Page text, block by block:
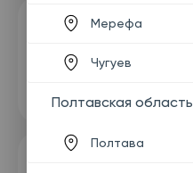
Мерефа
Чугуев
Полтавская область
Полтава